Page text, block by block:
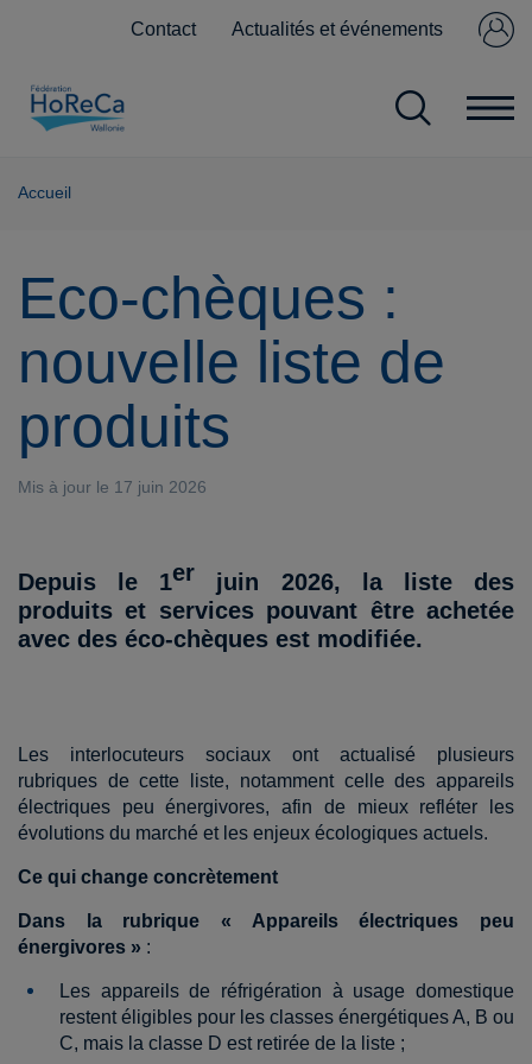
Contact Actualités et événements
membre ?
Accueil
Eco-chèques :
nouvelle liste de
produits
Mis à jour le 17 juin 2026
Depuis le 1er juin 2026, la liste des
produits et services pouvant être achetée
avec des éco-chèques est modifiée.
Les interlocuteurs sociaux ont actualisé plusieurs
rubriques de cette liste, notamment celle des appareils
électriques peu énergivores, afin de mieux refléter les
évolutions du marché et les enjeux écologiques actuels.
Ce qui change concrètement
Dans la rubrique « Appareils électriques peu
énergivores » :
Les appareils de réfrigération à usage domestique
restent éligibles pour les classes énergétiques A, B ou
C, mais la classe D est retirée de la liste ;